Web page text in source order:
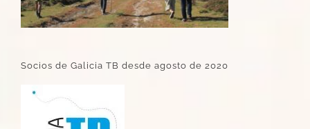
Socios de Galicia TB desde agosto de 2020